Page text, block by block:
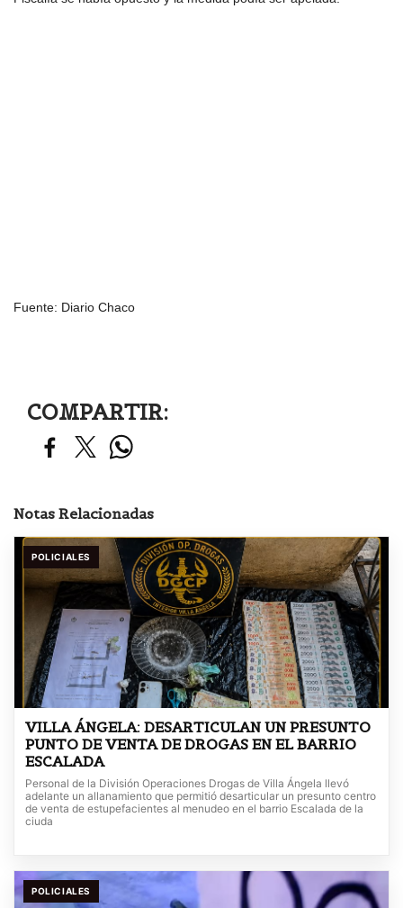
Fuente: Diario Chaco
COMPARTIR:
Notas Relacionadas
POLICIALES
VILLA ÁNGELA: DESARTICULAN UN PRESUNTO
PUNTO DE VENTA DE DROGAS EN EL BARRIO
ESCALADA
Personal de la División Operaciones Drogas de Villa Ángela llevó
adelante un allanamiento que permitió desarticular un presunto centro
de venta de estupefacientes al menudeo en el barrio Escalada de la
ciuda
POLICIALES